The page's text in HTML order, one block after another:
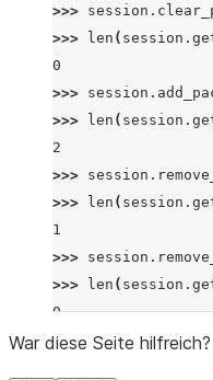
>>> session .
>>>
len ( session .
0
>>> session .
>>>
len ( session .
2
>>> session .
>>>
len ( session .
1
>>> session .
>>>
len ( session .
0
War diese Seite hilfreich?